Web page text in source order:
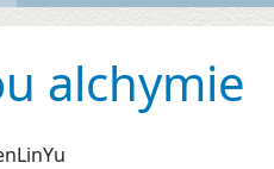
alchymie